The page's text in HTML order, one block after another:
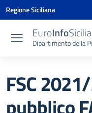
Vai ai contenuti
Vai al menu di navigazione
Vai al footer
Vai al banner delle Cookie
Regione Siciliana
EuroInfoSicilia
Dipartimento della
FSC